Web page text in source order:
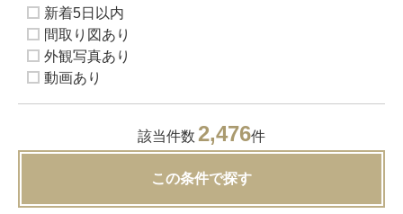
新着5日以内
間取り図あり
外観写真あり
動画あり
該当件数 2,476件
この条件で探す